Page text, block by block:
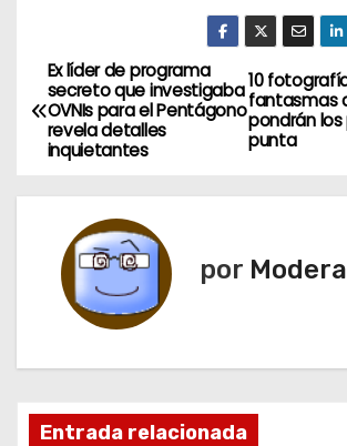
N
a
c
i
10
fantasmas
pondrán
punta
Ex líder de programa
secreto que investigaba
OVNIs para el Pentágono
revela detalles
inquietantes
por
Entrada relacionada